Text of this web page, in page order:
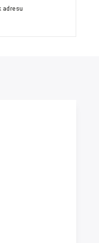
adresu